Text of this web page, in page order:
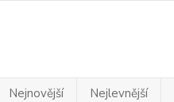
Nejnovější Nejlevnější